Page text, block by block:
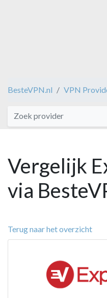
BesteVPN.nl VPN
Vergelijk
via
Terug naar het overzicht